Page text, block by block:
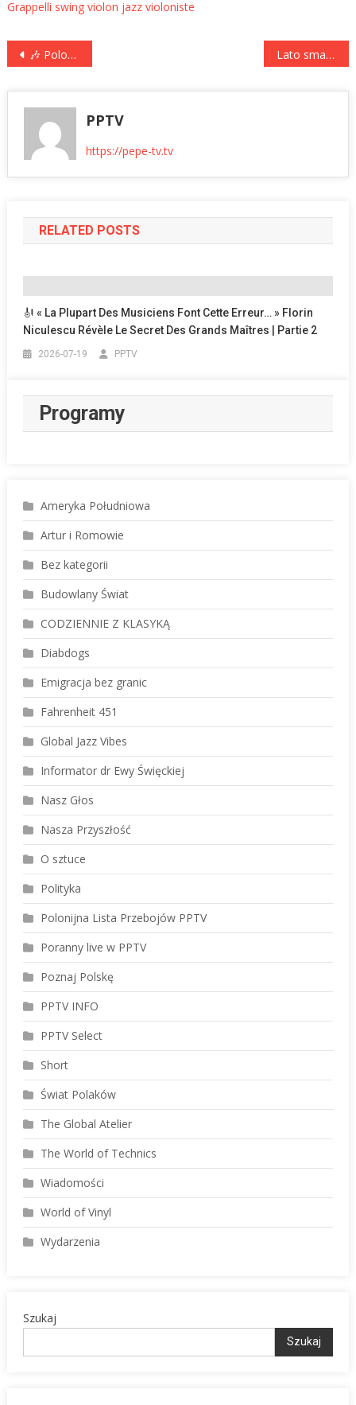
Grappelli swing violon jazz violoniste
Nawigacja
🎶 Polonijna Lista Przebojów PP-TV – Notowanie 315! Głosuj na największe hity Polonii! Lato smakuje jeszcze lepiej z lodami Grycan!
PPTV
https://pepe-tv.tv
RELATED POSTS
🎻 « La Plupart Des Musiciens Font Cette Erreur… » Florin
Niculescu Révèle Le Secret Des Grands Maîtres | Partie 2
2026-07-19 PPTV
Programy
Ameryka Południowa
Artur i Romowie
Bez kategorii
Budowlany Świat
CODZIENNIE Z KLASYKĄ
Diabdogs
Emigracja bez granic
Fahrenheit 451
Global Jazz Vibes
Informator dr Ewy Święckiej
Nasz Głos
Nasza Przyszłość
O sztuce
Polityka
Polonijna Lista Przebojów PPTV
Poranny live w PPTV
Poznaj Polskę
PPTV INFO
PPTV Select
Short
Świat Polaków
The Global Atelier
The World of Technics
Wiadomości
World of Vinyl
Wydarzenia
Szukaj
Szukaj